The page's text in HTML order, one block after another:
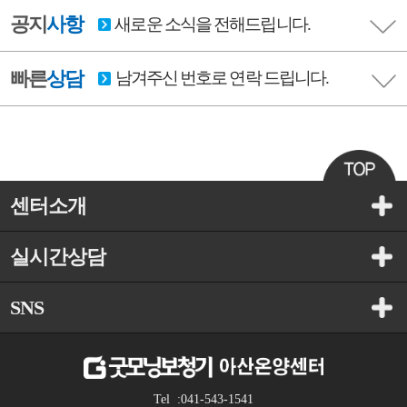
공지사항 새로운 소식을 전해드립니다.
빠른상담 남겨주신 번호로 연락 드립니다.
센터소개
실시간상담
SNS
Tel :041-543-1541